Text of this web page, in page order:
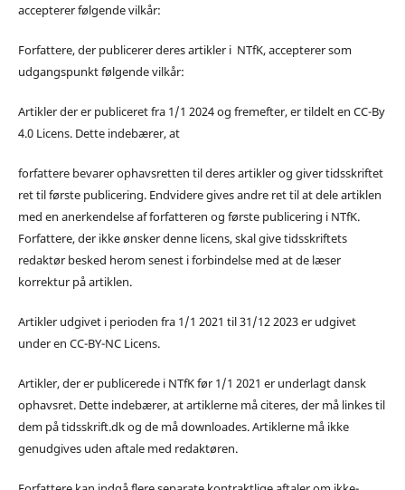
accepterer følgende vilkår:
Forfattere, der publicerer deres artikler i NTfK, accepterer som
udgangspunkt følgende vilkår:
Artikler der er publiceret fra 1/1 2024 og fremefter, er tildelt en CC-By
4.0 Licens. Dette indebærer, at
forfattere bevarer ophavsretten til deres artikler og giver tidsskriftet
ret til første publicering. Endvidere gives andre ret til at dele artiklen
med en anerkendelse af forfatteren og første publicering i NTfK.
Forfattere, der ikke ønsker denne licens, skal give tidsskriftets
redaktør besked herom senest i forbindelse med at de læser
korrektur på artiklen.
Artikler udgivet i perioden fra 1/1 2021 til 31/12 2023 er udgivet
under en CC-BY-NC Licens.
Artikler, der er publicerede i NTfK før 1/1 2021 er underlagt dansk
ophavsret. Dette indebærer, at artiklerne må citeres, der må linkes til
dem på tidsskrift.dk og de må downloades. Artiklerne må ikke
genudgives uden aftale med redaktøren.